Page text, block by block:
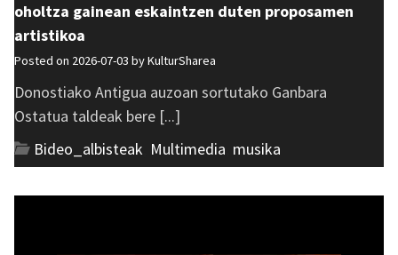
oholtza gainean eskaintzen duten proposamen
artistikoa
Posted on 2026-07-03 byKulturSharea
Donostiako Antigua auzoan sortutako Ganbara
Ostatua taldeak bere [...]
Bideo_albisteak Multimedia musika